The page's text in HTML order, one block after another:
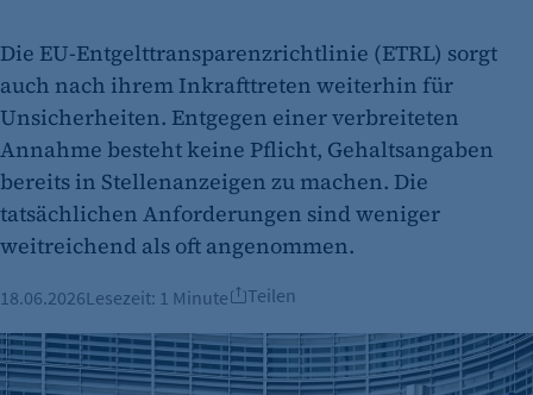
Die EU-Entgelttransparenzrichtlinie (ETRL) sorgt
auch nach ihrem Inkrafttreten weiterhin für
Unsicherheiten. Entgegen einer verbreiteten
Annahme besteht keine Pflicht, Gehaltsangaben
bereits in Stellenanzeigen zu machen. Die
tatsächlichen Anforderungen sind weniger
weitreichend als oft angenommen.
18.06.2026Lesezeit: 1 Minute Teilen